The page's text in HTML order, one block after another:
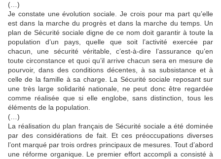
(…)
Je constate une évolution sociale. Je crois pour ma part qu’elle
est dans la marche du progrès et dans la marche du temps. Un
plan de Sécurité sociale digne de ce nom doit garantir à toute la
population d’un pays, quelle que soit l’activité exercée par
chacun, une sécurité véritable, c’est-à-dire l’assurance qu’en
toute circonstance et quoi qu’il arrive chacun sera en mesure de
pourvoir, dans des conditions décentes, à sa subsistance et à
celle de la famille à sa charge. La Sécurité sociale reposant sur
une très large solidarité nationale, ne peut donc être regardée
comme réalisée que si elle englobe, sans distinction, tous les
éléments de la population.
(…)
La réalisation du plan français de Sécurité sociale a été dominée
par des considérations de fait. Et ces préoccupations diverses
l’ont marqué par trois ordres principaux de mesures. Tout d’abord
une réforme organique. Le premier effort accompli a consisté à